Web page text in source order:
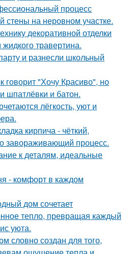
процесс
стены на неровном участке.
декоративной отделки
травертина.
и разнесли школьный
говорит "Хочу Красиво", но
шпатлёвки и батон.
лёгкость, уют и
кирпича - чёткий,
завораживающий процесс.
к деталям, идеальные
- комфорт в каждом
дом сочетает
тепло, превращая каждый
уюта.
словно создан для того,